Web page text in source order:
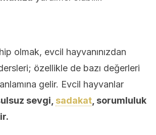
olmak, evcil hayvanınızdan
özellikle de bazı değerleri
gelir. Evcil hayvanlar
sevgi, sadakat , sorumluluk